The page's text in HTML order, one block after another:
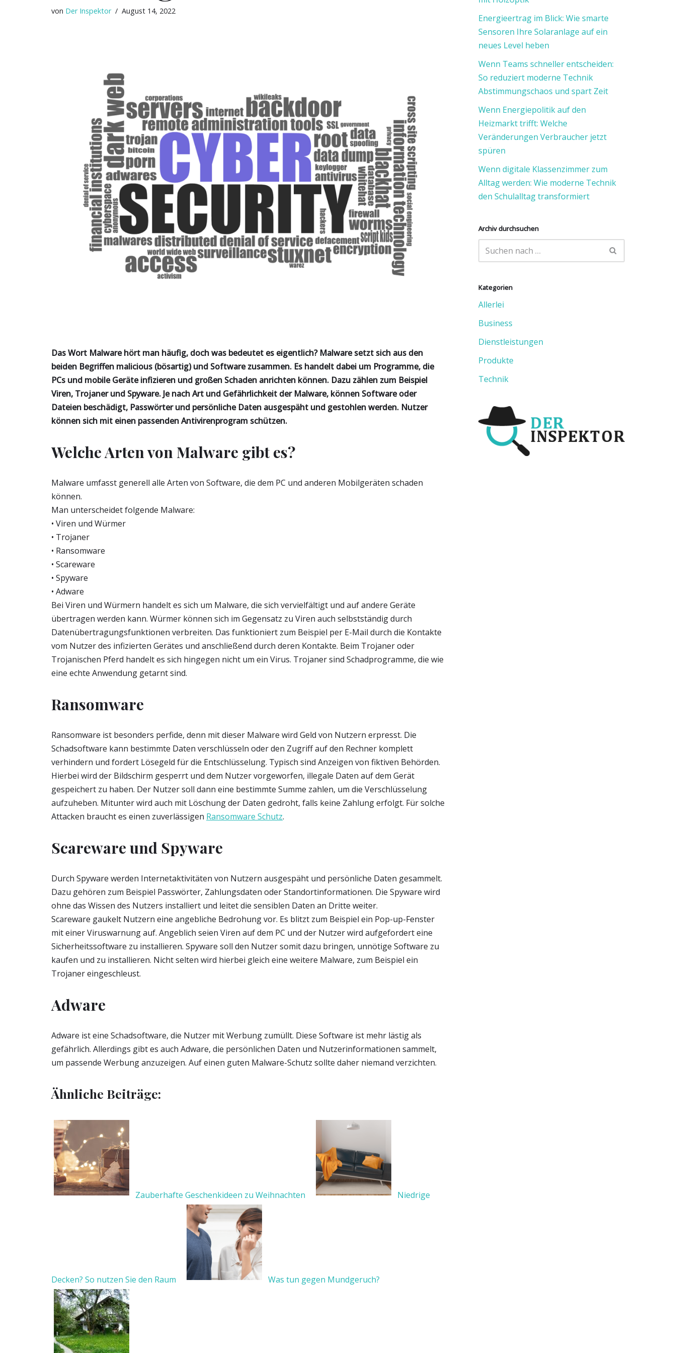
von Der Inspektor August 14, 2022
Das Wort Malware hört man häufig, doch was bedeutet es eigentlich? Malware setzt sich aus den
beiden Begriffen malicious (bösartig) und Software zusammen. Es handelt dabei um Programme, die
PCs und mobile Geräte infizieren und großen Schaden anrichten können. Dazu zählen zum Beispiel
Viren, Trojaner und Spyware. Je nach Art und Gefährlichkeit der Malware, können Software oder
Dateien beschädigt, Passwörter und persönliche Daten ausgespäht und gestohlen werden. Nutzer
können sich mit einen passenden Antivirenprogram schützen.
Welche Arten von Malware gibt es?
Malware umfasst generell alle Arten von Software, die dem PC und anderen Mobilgeräten schaden
können.
Man unterscheidet folgende Malware:
• Viren und Würmer
• Trojaner
• Ransomware
• Scareware
• Spyware
• Adware
Bei Viren und Würmern handelt es sich um Malware, die sich vervielfältigt und auf andere Geräte
übertragen werden kann. Würmer können sich im Gegensatz zu Viren auch selbstständig durch
Datenübertragungsfunktionen verbreiten. Das funktioniert zum Beispiel per E-Mail durch die Kontakte
vom Nutzer des infizierten Gerätes und anschließend durch deren Kontakte. Beim Trojaner oder
Trojanischen Pferd handelt es sich hingegen nicht um ein Virus. Trojaner sind Schadprogramme, die wie
eine echte Anwendung getarnt sind.
Ransomware
Ransomware ist besonders perfide, denn mit dieser Malware wird Geld von Nutzern erpresst. Die
Schadsoftware kann bestimmte Daten verschlüsseln oder den Zugriff auf den Rechner komplett
verhindern und fordert Lösegeld für die Entschlüsselung. Typisch sind Anzeigen von fiktiven Behörden.
Hierbei wird der Bildschirm gesperrt und dem Nutzer vorgeworfen, illegale Daten auf dem Gerät
gespeichert zu haben. Der Nutzer soll dann eine bestimmte Summe zahlen, um die Verschlüsselung
aufzuheben. Mitunter wird auch mit Löschung der Daten gedroht, falls keine Zahlung erfolgt. Für solche
Attacken braucht es einen zuverlässigen Ransomware Schutz.
Scareware und Spyware
Durch Spyware werden Internetaktivitäten von Nutzern ausgespäht und persönliche Daten gesammelt.
Dazu gehören zum Beispiel Passwörter, Zahlungsdaten oder Standortinformationen. Die Spyware wird
ohne das Wissen des Nutzers installiert und leitet die sensiblen Daten an Dritte weiter.
Scareware gaukelt Nutzern eine angebliche Bedrohung vor. Es blitzt zum Beispiel ein Pop-up-Fenster
mit einer Viruswarnung auf. Angeblich seien Viren auf dem PC und der Nutzer wird aufgefordert eine
Sicherheitssoftware zu installieren. Spyware soll den Nutzer somit dazu bringen, unnötige Software zu
kaufen und zu installieren. Nicht selten wird hierbei gleich eine weitere Malware, zum Beispiel ein
Trojaner eingeschleust.
Adware
Adware ist eine Schadsoftware, die Nutzer mit Werbung zumüllt. Diese Software ist mehr lästig als
gefährlich. Allerdings gibt es auch Adware, die persönlichen Daten und Nutzerinformationen sammelt,
um passende Werbung anzuzeigen. Auf einen guten Malware-Schutz sollte daher niemand verzichten.
Ähnliche Beiträge:
Zauberhafte Geschenkideen zu Weihnachten Niedrige
Decken? So nutzen Sie den Raum Was tun gegen Mundgeruch?
Energieertrag im Blick: Wie smarte
Sensoren Ihre Solaranlage auf ein
neues Level heben
Wenn Teams schneller entscheiden:
So reduziert moderne Technik
Abstimmungschaos und spart Zeit
Wenn Energiepolitik auf den
Heizmarkt trifft: Welche
Veränderungen Verbraucher jetzt
spüren
Wenn digitale Klassenzimmer zum
Alltag werden: Wie moderne Technik
den Schulalltag transformiert
Archiv durchsuchen
Kategorien
Allerlei
Business
Dienstleistungen
Produkte
Technik